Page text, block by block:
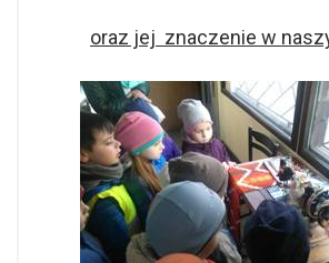
oraz jej znaczenie w